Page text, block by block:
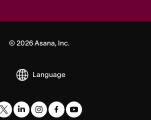
©2026Asana, Inc.
Language